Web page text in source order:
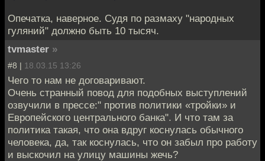
Опечатка, наверное. Судя по размаху "народных
гуляний" должно быть 10 тысяч.
tvmaster »
#8 | 18.03.15 13:26
Чего то нам не договаривают.
Очень странный повод для подобных выступлений
озвучили в прессе:" против политики «тройки» и
Европейского центрального банка". И что там за
политика такая, что она вдруг коснулась обычного
человека, да, так коснулась, что он забыл про работу
и выскочил на улицу машины жечь?